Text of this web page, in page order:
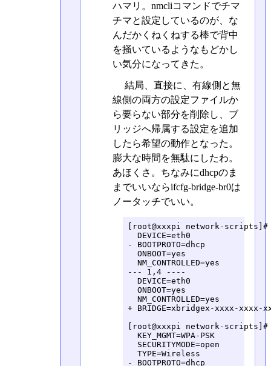
ハマリ。nmcliコマンドでチマ
チマと設定しているのが、な
んだかくねくねする棒で背中
を掻いているようなもどかし
い気分になってきた。
結局、直接に、有線側と無
線側の両方の設定ファイルか
ら要らない部分を削除し、ブ
リッジへ帰属する設定を追加
したら希望の動作となった。
膨大な時間を無駄にしたわ。
あほくさ。ちなみにdhcpのま
までいいならifcfg-bridge-br0は
ノータッチでいい。
[root@xxxpi network-
  DEVICE=eth0
- BOOTPROTO=dhcp
  ONBOOT=yes
  NM_CONTROLLED=yes
--- 1,4 ----
  DEVICE=eth0
  ONBOOT=yes
  NM_CONTROLLED=yes
+ BRIDGE=xbridgex-xxxx-xxxx-
[root@xxxpi network-
  KEY_MGMT=WPA-PSK
  SECURITYMODE=open
  TYPE=Wireless
- BOOTPROTO=dhcp